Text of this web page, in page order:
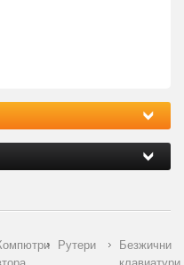
Рутери
Безжични